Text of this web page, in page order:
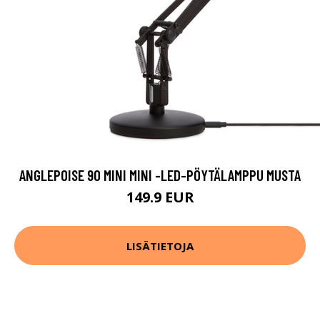
ANGLEPOISE 90 MINI MINI -LED-PÖYTÄLAMPPU MUSTA
149.9 EUR
LISÄTIETOJA